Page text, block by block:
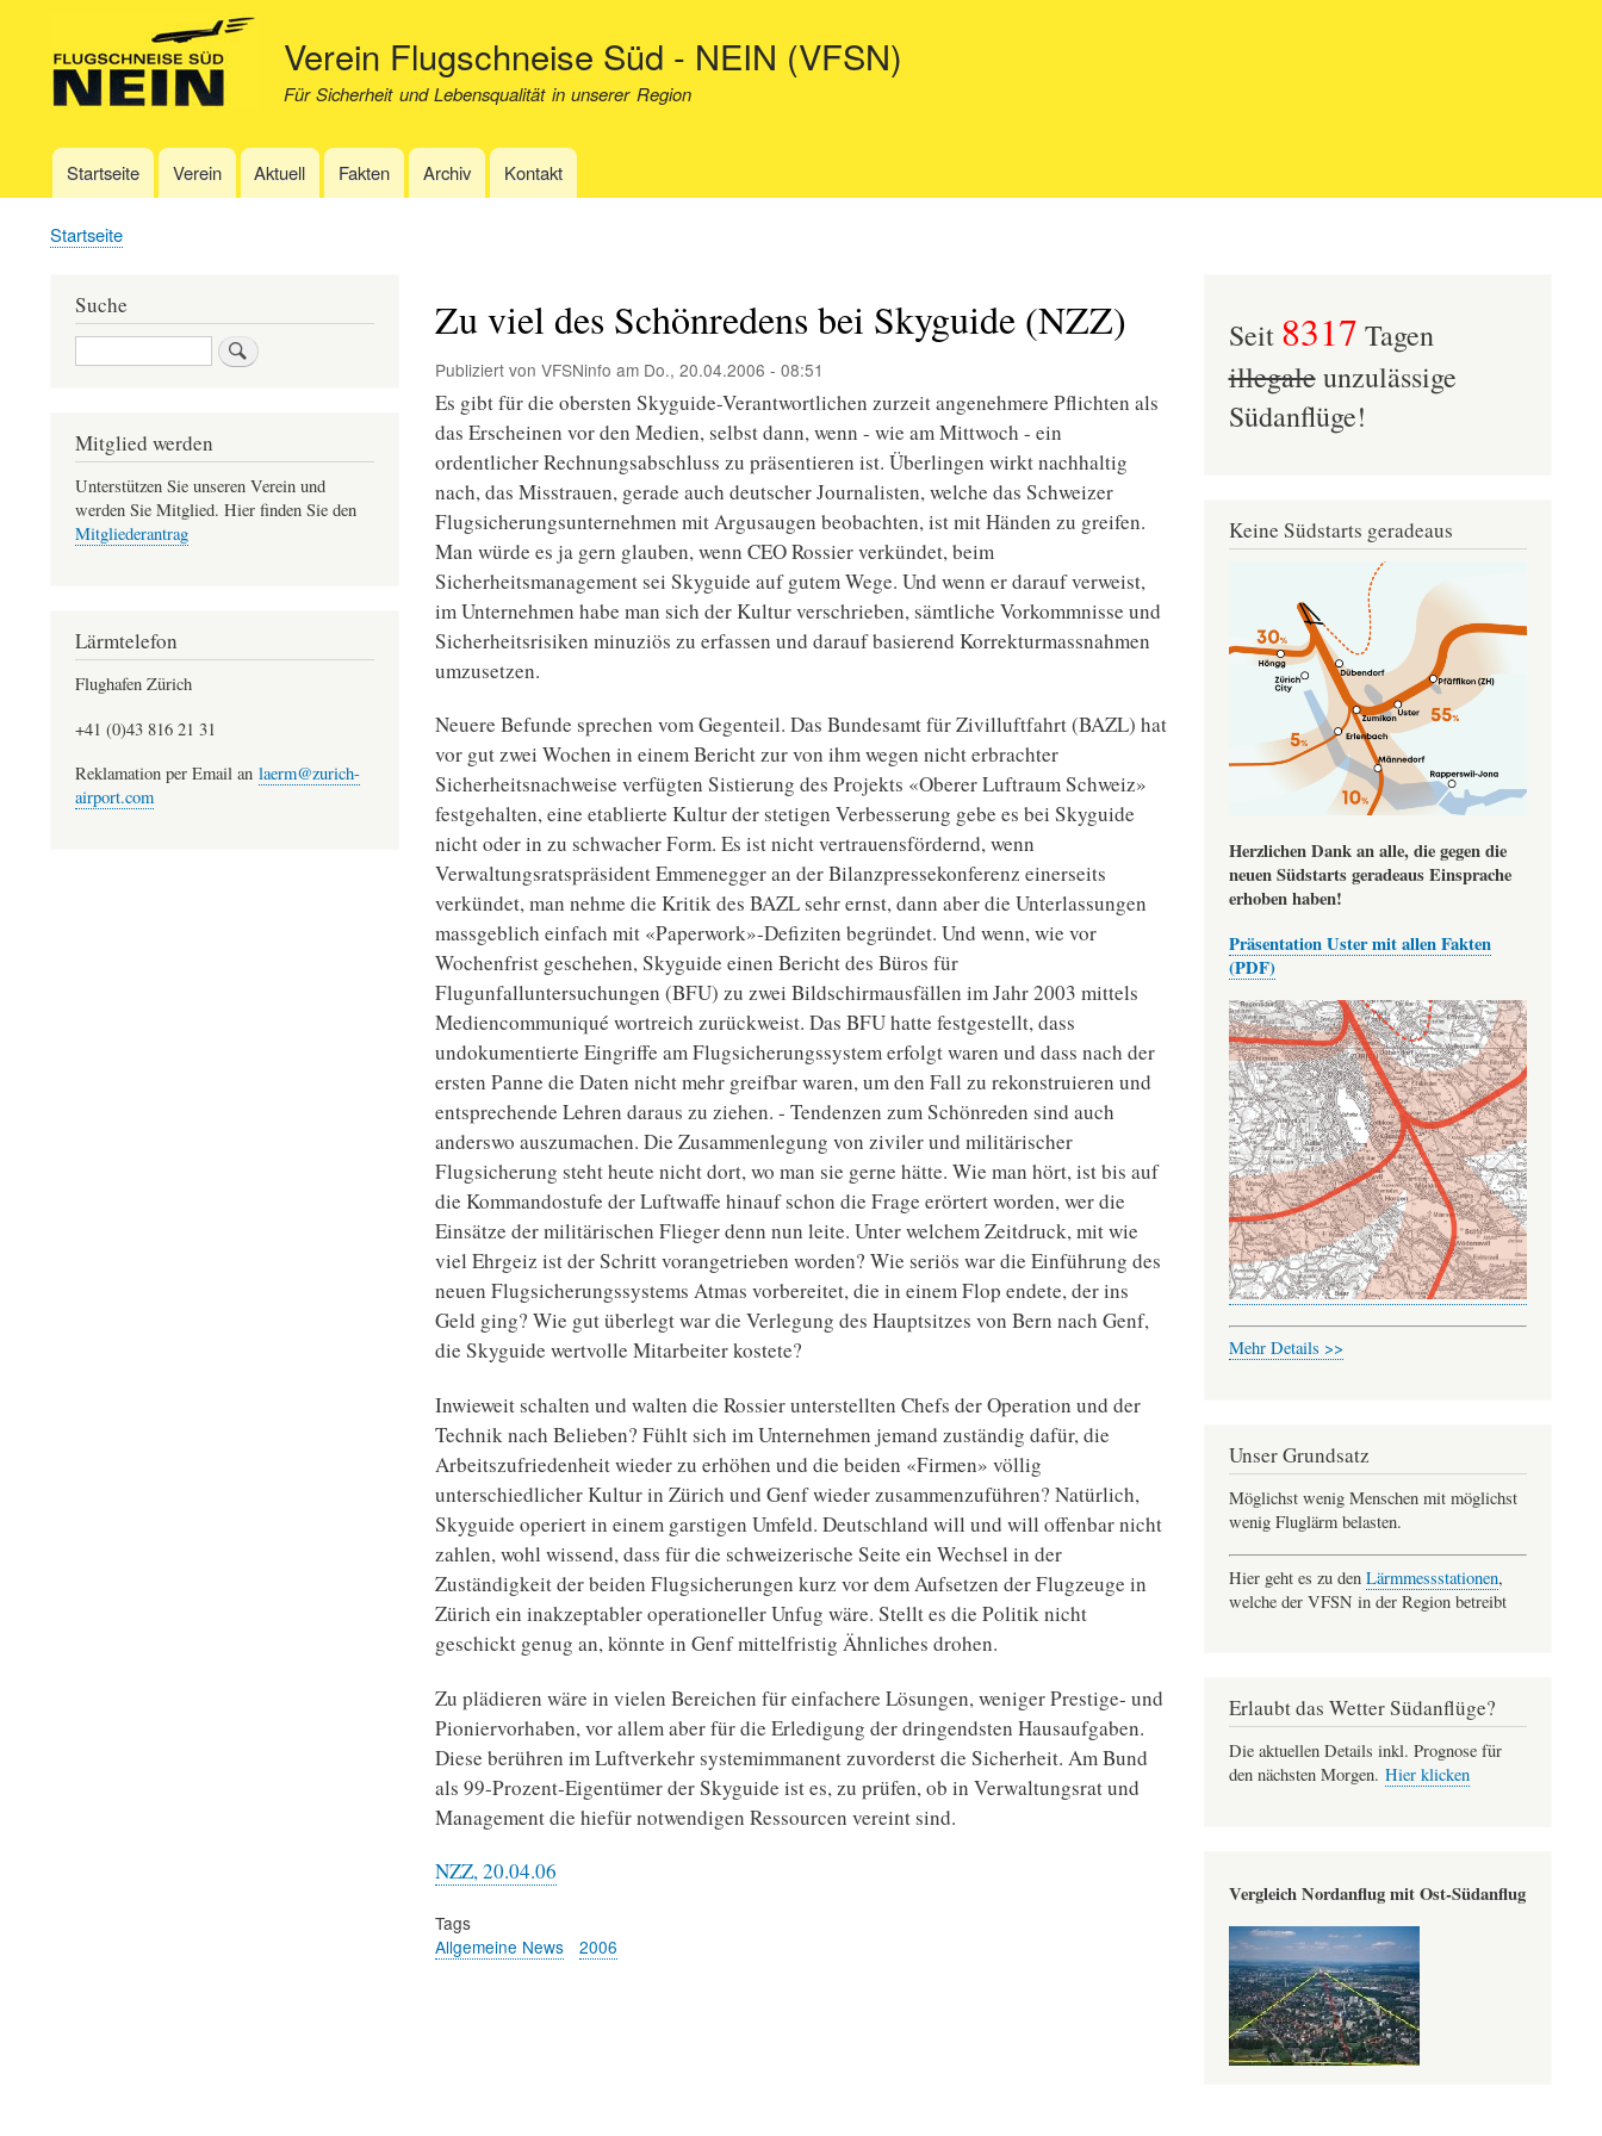
zum
Inhalt
Verein Flugschneise Süd - NEIN (VFSN)
Für Sicherheit und Lebensqualität in unserer Region
Hauptnavigation
Startseite Verein Aktuell Fakten Archiv Kontakt
Pfadnavigation
Startseite
Zu viel des Schönredens bei Skyguide (NZZ)
Publiziert von VFSNinfo am Do., 20.04.2006 - 08:51
Es gibt für die obersten Skyguide-Verantwortlichen zurzeit angenehmere Pflichten als
das Erscheinen vor den Medien, selbst dann, wenn - wie am Mittwoch - ein
ordentlicher Rechnungsabschluss zu präsentieren ist. Überlingen wirkt nachhaltig
nach, das Misstrauen, gerade auch deutscher Journalisten, welche das Schweizer
Flugsicherungsunternehmen mit Argusaugen beobachten, ist mit Händen zu greifen.
Man würde es ja gern glauben, wenn CEO Rossier verkündet, beim
Sicherheitsmanagement sei Skyguide auf gutem Wege. Und wenn er darauf verweist,
im Unternehmen habe man sich der Kultur verschrieben, sämtliche Vorkommnisse und
Sicherheitsrisiken minuziös zu erfassen und darauf basierend Korrekturmassnahmen
umzusetzen.
Neuere Befunde sprechen vom Gegenteil. Das Bundesamt für Zivilluftfahrt (BAZL) hat
vor gut zwei Wochen in einem Bericht zur von ihm wegen nicht erbrachter
Sicherheitsnachweise verfügten Sistierung des Projekts «Oberer Luftraum Schweiz»
festgehalten, eine etablierte Kultur der stetigen Verbesserung gebe es bei Skyguide
nicht oder in zu schwacher Form. Es ist nicht vertrauensfördernd, wenn
Verwaltungsratspräsident Emmenegger an der Bilanzpressekonferenz einerseits
verkündet, man nehme die Kritik des BAZL sehr ernst, dann aber die Unterlassungen
massgeblich einfach mit «Paperwork»-Defiziten begründet. Und wenn, wie vor
Wochenfrist geschehen, Skyguide einen Bericht des Büros für
Flugunfalluntersuchungen (BFU) zu zwei Bildschirmausfällen im Jahr 2003 mittels
Mediencommuniqué wortreich zurückweist. Das BFU hatte festgestellt, dass
undokumentierte Eingriffe am Flugsicherungssystem erfolgt waren und dass nach der
ersten Panne die Daten nicht mehr greifbar waren, um den Fall zu rekonstruieren und
entsprechende Lehren daraus zu ziehen. - Tendenzen zum Schönreden sind auch
anderswo auszumachen. Die Zusammenlegung von ziviler und militärischer
Flugsicherung steht heute nicht dort, wo man sie gerne hätte. Wie man hört, ist bis auf
die Kommandostufe der Luftwaffe hinauf schon die Frage erörtert worden, wer die
Einsätze der militärischen Flieger denn nun leite. Unter welchem Zeitdruck, mit wie
viel Ehrgeiz ist der Schritt vorangetrieben worden? Wie seriös war die Einführung des
neuen Flugsicherungssystems Atmas vorbereitet, die in einem Flop endete, der ins
Geld ging? Wie gut überlegt war die Verlegung des Hauptsitzes von Bern nach Genf,
die Skyguide wertvolle Mitarbeiter kostete?
Inwieweit schalten und walten die Rossier unterstellten Chefs der Operation und der
Technik nach Belieben? Fühlt sich im Unternehmen jemand zuständig dafür, die
Arbeitszufriedenheit wieder zu erhöhen und die beiden «Firmen» völlig
unterschiedlicher Kultur in Zürich und Genf wieder zusammenzuführen? Natürlich,
Skyguide operiert in einem garstigen Umfeld. Deutschland will und will offenbar nicht
zahlen, wohl wissend, dass für die schweizerische Seite ein Wechsel in der
Zuständigkeit der beiden Flugsicherungen kurz vor dem Aufsetzen der Flugzeuge in
Zürich ein inakzeptabler operationeller Unfug wäre. Stellt es die Politik nicht
geschickt genug an, könnte in Genf mittelfristig Ähnliches drohen.
Zu plädieren wäre in vielen Bereichen für einfachere Lösungen, weniger Prestige- und
Pioniervorhaben, vor allem aber für die Erledigung der dringendsten Hausaufgaben.
Diese berühren im Luftverkehr systemimmanent zuvorderst die Sicherheit. Am Bund
als 99-Prozent-Eigentümer der Skyguide ist es, zu prüfen, ob in Verwaltungsrat und
Management die hiefür notwendigen Ressourcen vereint sind.
NZZ, 20.04.06
Tags
Allgemeine News
2006
Suche
Suche
Mitglied werden
Unterstützen Sie unseren Verein und
werden Sie Mitglied. Hier finden Sie den
Mitgliederantrag
Lärmtelefon
Flughafen Zürich
+41 (0)43 816 21 31
Reklamation per Email an laerm@zurich-
airport.com
Seit 8317 Tagen
illegaleunzulässige
Südanflüge!
Keine Südstarts geradeaus
Herzlichen Dank an alle, die gegen die
neuen Südstarts geradeaus Einsprache
erhoben haben!
Präsentation Uster mit allen Fakten
(PDF)
Mehr Details >>
Unser Grundsatz
Möglichst wenig Menschen mit möglichst
wenig Fluglärm belasten.
Hier geht es zu den Lärmmessstationen,
welche der VFSN in der Region betreibt
Erlaubt das Wetter Südanflüge?
Die aktuellen Details inkl. Prognose für
den nächsten Morgen. Hier klicken
Vergleich Nordanflug mit Ost-Südanflug